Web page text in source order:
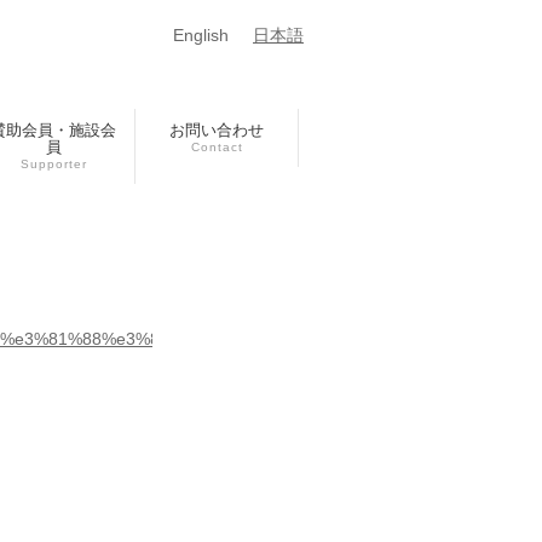
English 日本語
助会員・施設会
員
Supporter
お問い合わせ
Contact